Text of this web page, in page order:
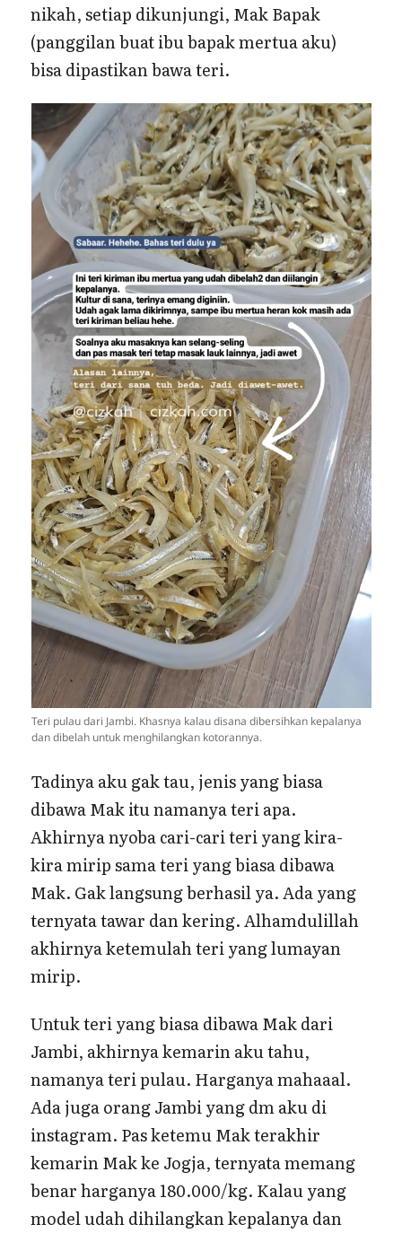
nikah, setiap dikunjungi, Mak Bapak
(panggilan buat ibu bapak mertua aku)
bisa dipastikan bawa teri.
Teri pulau dari Jambi. Khasnya kalau disana dibersihkan kepalanya
dan dibelah untuk menghilangkan kotorannya.
Tadinya aku gak tau, jenis yang biasa
dibawa Mak itu namanya teri apa.
Akhirnya nyoba cari-cari teri yang kira-
kira mirip sama teri yang biasa dibawa
Mak. Gak langsung berhasil ya. Ada yang
ternyata tawar dan kering. Alhamdulillah
akhirnya ketemulah teri yang lumayan
mirip.
Untuk teri yang biasa dibawa Mak dari
Jambi, akhirnya kemarin aku tahu,
namanya teri pulau. Harganya mahaaal.
Ada juga orang Jambi yang dm aku di
instagram. Pas ketemu Mak terakhir
kemarin Mak ke Jogja, ternyata memang
benar harganya 180.000/kg. Kalau yang
model udah dihilangkan kepalanya dan